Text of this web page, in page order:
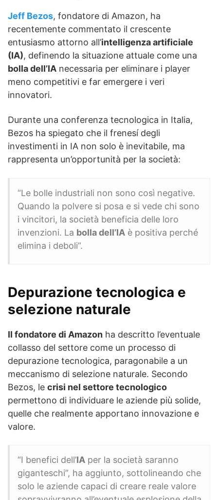
Jeff Bezos, fondatore di Amazon, ha
recentemente commentato il crescente
entusiasmo attorno all’intelligenza artificiale
(IA), definendo la situazione attuale come una
bolla dell’IA necessaria per eliminare i player
meno competitivi e far emergere i veri
innovatori.
Durante una conferenza tecnologica in Italia,
Bezos ha spiegato che il frenesí degli
investimenti in IA non solo è inevitabile, ma
rappresenta un’opportunità per la società:
“Le bolle industriali non sono così negative.
Quando la polvere si posa e si vede chi sono
i vincitori, la società beneficia delle loro
invenzioni. La bolla dell’IA è positiva perché
elimina i deboli”.
Depurazione tecnologica e
selezione naturale
Il fondatore di Amazon ha descritto l’eventuale
collasso del settore come un processo di
depurazione tecnologica, paragonabile a un
meccanismo di selezione naturale. Secondo
Bezos, le crisi nel settore tecnologico
permettono di individuare le aziende più solide,
quelle che realmente apportano innovazione e
valore.
“I benefici dell’IA per la società saranno
giganteschi”, ha aggiunto, sottolineando che
solo le aziende capaci di creare reale valore